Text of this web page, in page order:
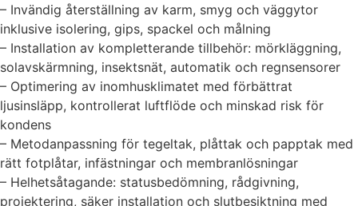
– Invändig återställning av karm, smyg och väggytor
inklusive isolering, gips, spackel och målning
– Installation av kompletterande tillbehör: mörkläggning,
solavskärmning, insektsnät, automatik och regnsensorer
– Optimering av inomhusklimatet med förbättrat
ljusinsläpp, kontrollerat luftflöde och minskad risk för
kondens
– Metodanpassning för tegeltak, plåttak och papptak med
rätt fotplåtar, infästningar och membranlösningar
– Helhetsåtagande: statusbedömning, rådgivning,
projektering, säker installation och slutbesiktning med